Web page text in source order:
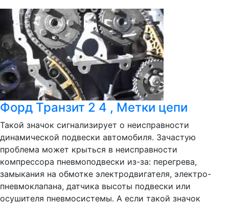
Форд Транзит 2 4 , Метки цепи
Такой значок сигнализирует о неисправности
динамической подвески автомобиля. Зачастую
проблема может крыться в неисправности
компрессора пневмоподвески из-за: перегрева,
замыкания на обмотке электродвигателя, электро-
пневмоклапана, датчика высоты подвески или
осушителя пневмосистемы. А если такой значок